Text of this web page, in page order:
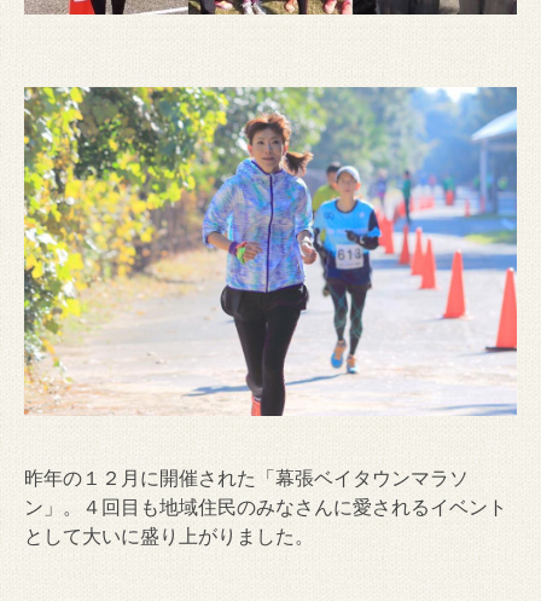
昨年の１２月に開催された「幕張ベイタウンマラソ
ン」。４回目も地域住民のみなさんに愛されるイベント
として大いに盛り上がりました。